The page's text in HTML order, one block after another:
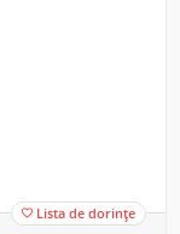
 Lista de dorințe